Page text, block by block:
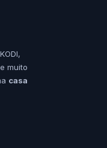
muito
casa